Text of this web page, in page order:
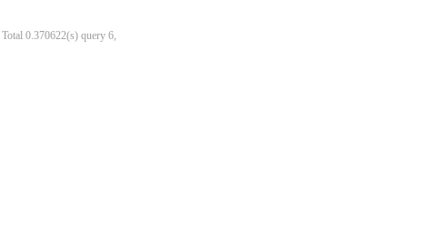
Total 0.370622(s) query 6,